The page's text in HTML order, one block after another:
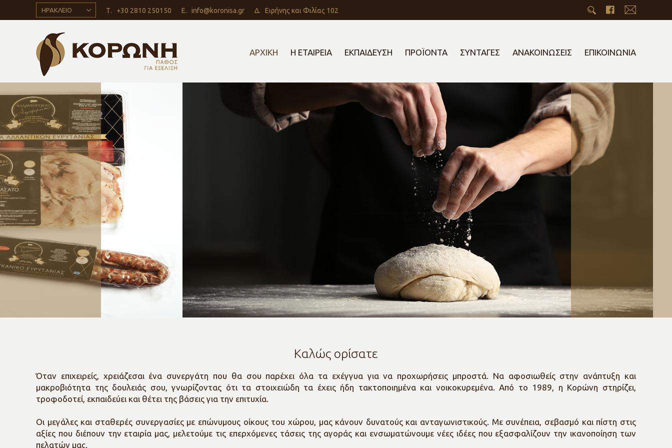
ΗΡΑΚΛΕΙΟ Τ. +30 2810 250150 Ε. info@koronisa.gr Δ. Ειρήνης και Φιλίας 102
ΑΡΧΙΚΗ Η ΕΤΑΙΡΕΙΑ ΕΚΠΑΙΔΕΥΣΗ ΠΡΟΪΟΝΤΑ ΣΥΝΤΑΓΕΣ ΑΝΑΚΟΙΝΩΣΕΙΣ ΕΠΙΚΟΙΝΩΝΙΑ
VEGAN-ΦΥΤΟΦΑΓΙΑ
Καλώς ορίσατε
Όταν επιχειρείς, χρειάζεσαι ένα συνεργάτη που θα σου παρέχει όλα τα εχέγγυα για να προχωρήσεις μπροστά. Να αφοσιωθείς στην ανάπτυξη και
μακροβιότητα της δουλειάς σου, γνωρίζοντας ότι τα στοιχειώδη τα έχεις ήδη τακτοποιημένα και νοικοκυρεμένα. Από το 1989, η Κορώνη στηρίζει,
τροφοδοτεί, εκπαιδεύει και θέτει της βάσεις για την επιτυχία.
Οι μεγάλες και σταθερές συνεργασίες με επώνυμους οίκους του χώρου, μας κάνoυν δυνατούς και ανταγωνιστικούς. Με συνέπεια, σεβασμό και πίστη στις
αξίες που διέπουν την εταιρία μας, μελετούμε τις επερχόμενες τάσεις της αγοράς και ενσωματώνουμε νέες ιδέες που εξασφαλίζουν την ικανοποίηση των
πελατών μας.